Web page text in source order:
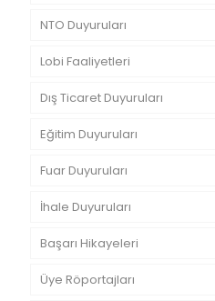
NTO Duyuruları
Lobi Faaliyetleri
Dış Ticaret Duyuruları
Eğitim Duyuruları
Fuar Duyuruları
İhale Duyuruları
Başarı Hikayeleri
Üye Röportajları